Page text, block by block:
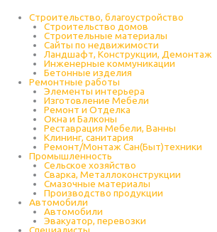
Строительство, благоустройство
Строительство домов
Строительные материалы
Сайты по недвижимости
Ландшафт, Конструкции, Демонтаж
Инженерные коммуникации
Бетонные изделия
Ремонтные работы
Элементы интерьера
Изготовление Мебели
Ремонт и Отделка
Окна и Балконы
Реставрация Мебели, Ванны
Клининг, санитария
Ремонт/Монтаж Сан(Быт)техники
Промышленность
Cельское хозяйство
Сварка, Металлоконструкции
Cмазочные материалы
Производство продукции
Автомобили
Автомобили
Эвакуатор, перевозки